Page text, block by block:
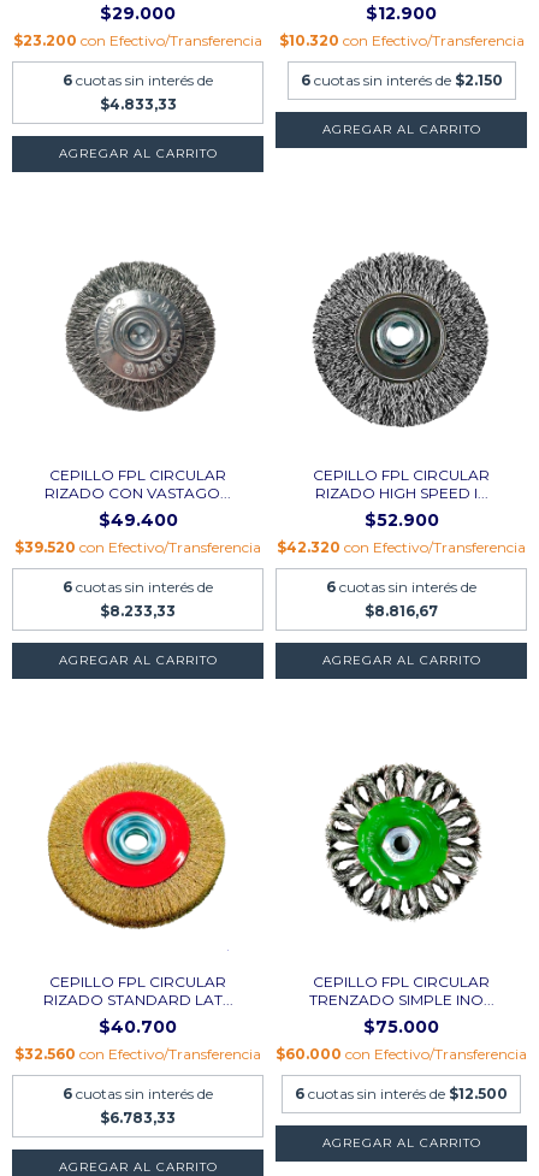
$29.000
$23.200 con Efectivo/Transferencia
6 cuotas sin interés de
$4.833,33
DIAM....
$12.900
$10.320 con Efectivo/Transferencia
6 cuotas sin interés de $2.150
CEPILLO FPL CIRCULAR
RIZADO CON VASTAGO...
$49.400
$39.520 con Efectivo/Transferencia
6 cuotas sin interés de
$8.233,33
CEPILLO FPL CIRCULAR
RIZADO HIGH SPEED I...
$52.900
$42.320 con Efectivo/Transferencia
6 cuotas sin interés de
$8.816,67
CEPILLO FPL CIRCULAR
RIZADO STANDARD LAT...
$40.700
$32.560 con Efectivo/Transferencia
6 cuotas sin interés de
$6.783,33
CEPILLO FPL CIRCULAR
TRENZADO SIMPLE INO...
$75.000
$60.000 con Efectivo/Transferencia
6 cuotas sin interés de $12.500